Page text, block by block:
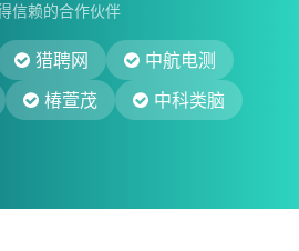
信赖的合作伙伴
猎聘网
中航电测
椿萱茂 中科类脑